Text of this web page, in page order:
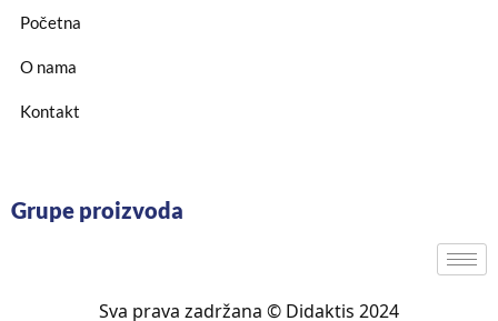
Početna
O nama
Kontakt
Grupe proizvoda
Sva prava zadržana © Didaktis 2024